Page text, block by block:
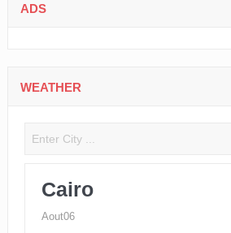
ADS
WEATHER
Cairo
Aout06